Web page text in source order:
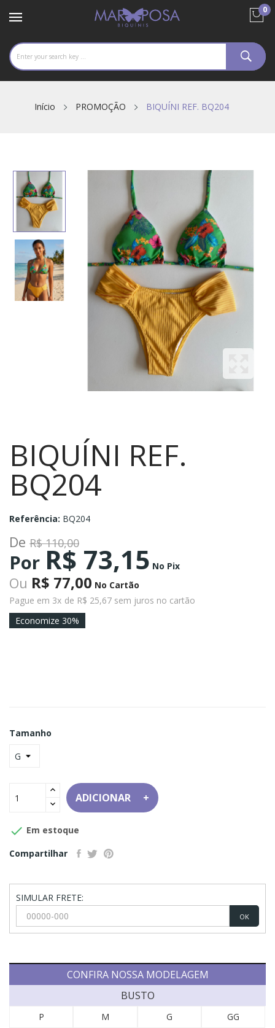
0
Início PROMOÇÃO BIQUÍNI REF. BQ204
BIQUÍNI REF.
BQ204
Referência: BQ204
De R$ 110,00
Por R$ 73,15 No Pix
Ou R$ 77,00 No Cartão
Pague em 3x de R$ 25,67 sem juros no cartão
Economize 30%
Tamanho
ADICIONAR
 Em estoque
Compartilhar
SIMULAR FRETE:
OK
CONFIRA NOSSA MODELAGEM
BUSTO
P M G
GG